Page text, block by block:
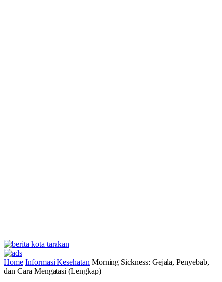
Home Informasi Kesehatan Morning Sickness: Gejala, Penyebab,
dan Cara Mengatasi (Lengkap)